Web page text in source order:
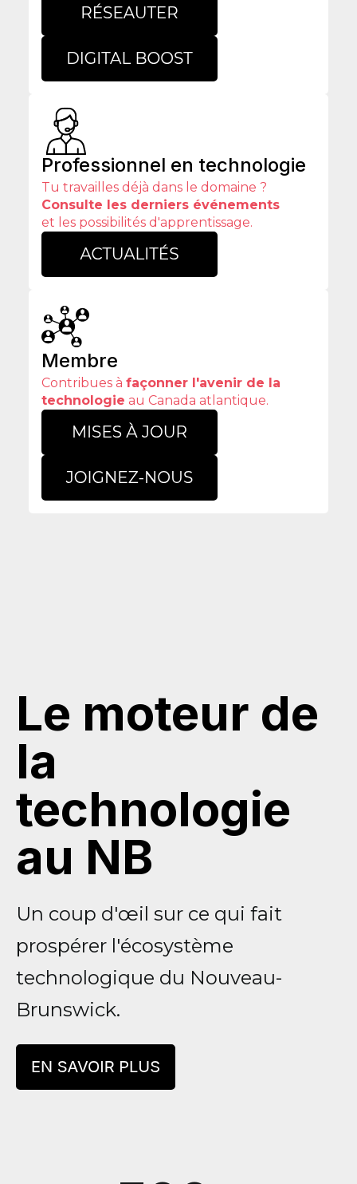
Professionnel en technologie
Tu travailles déjà dans le domaine ?
Consulte les derniers événements
et les possibilités d'apprentissage.
Membre
Contribues à façonner l'avenir de la
technologie au Canada atlantique.
Le moteur de
la
technologie
au NB
Un coup d'œil sur ce qui fait
prospérer l'écosystème
technologique du Nouveau-
Brunswick.